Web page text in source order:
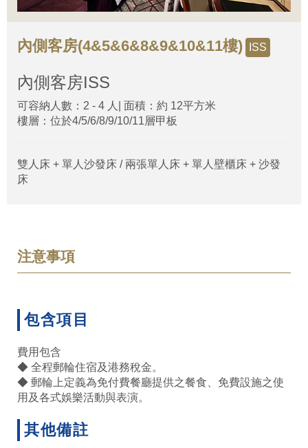
內側客房(4&5&6&8&9&10&11樓) ISS
內側客房ISS
可容納人數：2 - 4 人| 面積：約 12平方米
樓層：位於4/5/6/8/9/10/11層甲板
雙人床 + 單人沙發床 / 兩張單人床 + 單人壁櫃床 + 沙發
床
注意事項
包含項目
費用包含
◆ 全程郵輪住宿及港務稅金。
◆ 郵輪上定義為免付費餐廳提供之餐食、免費設施之使
用及各式娛樂活動與表演。
其他備註